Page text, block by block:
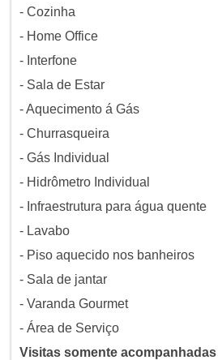
- Cozinha
- Home Office
- Interfone
- Sala de Estar
- Aquecimento á Gás
- Churrasqueira
- Gás Individual
- Hidrômetro Individual
- Infraestrutura para água quente
- Lavabo
- Piso aquecido nos banheiros
- Sala de jantar
- Varanda Gourmet
- Área de Serviço
Visitas somente